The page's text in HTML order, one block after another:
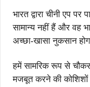
भारत द्वारा चीनी एप
सामान्य नहीं हैं और वह
अच्छा-खासा नुकसान
हमें सामरिक रूप से
मजबूत करने की कोशिशों